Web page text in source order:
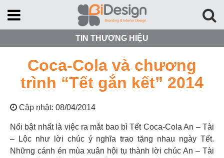
TIN THƯƠNG HIỆU
Coca-Cola và chương
trình “Tết gắn kết” 2014
Cập nhật: 08/04/2014
Nổi bật nhất là việc ra mắt bao bì Tết Coca-Cola An – Tài
– Lộc như lời chúc ý nghĩa trao tặng nhau ngày Tết.
Những cánh én mùa xuân hội tụ thành lời chúc An – Tài